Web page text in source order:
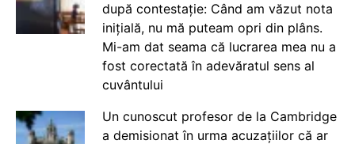
după contestație: Când am văzut nota
inițială, nu mă puteam opri din plâns.
Mi-am dat seama că lucrarea mea nu a
fost corectată în adevăratul sens al
cuvântului
Un cunoscut profesor de la Cambridge
a demisionat în urma acuzațiilor că ar